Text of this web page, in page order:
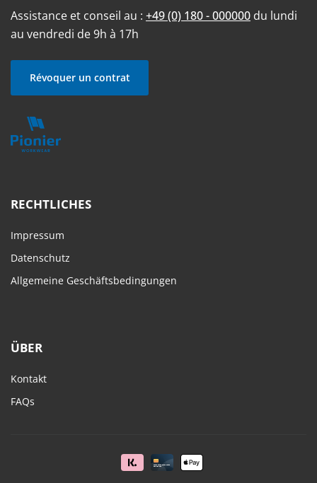
Assistance et conseil au : +49 (0) 180 - 000000 du lundi
au vendredi de 9h à 17h
Révoquer un contrat
RECHTLICHES
Impressum
Datenschutz
Allgemeine Geschäftsbedingungen
ÜBER
Kontakt
FAQs